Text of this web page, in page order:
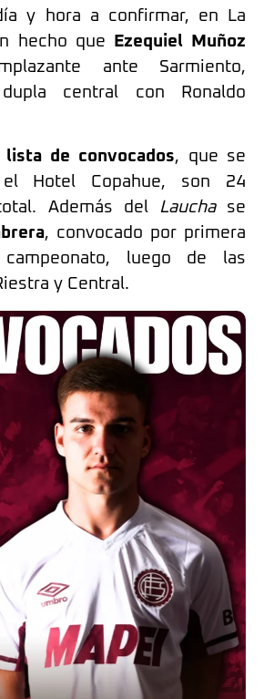
y hora a confirmar, en La
hecho que
Ezequiel Muñoz
ante Sarmiento,
central con Ronaldo
lista de convocados, que se
Hotel Copahue, son 24
Además del Lauchase
, convocado por primera
luego de las
y Central.